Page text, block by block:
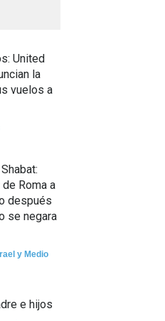
United
la
vuelos a
Roma a
después
se negara
y Medio
e hijos